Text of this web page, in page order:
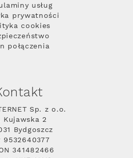
usług
prywatności
cookies
połączenia
Sp. z o.o.
Kujawska 2
Bydgoszcz
9532640377
341482466